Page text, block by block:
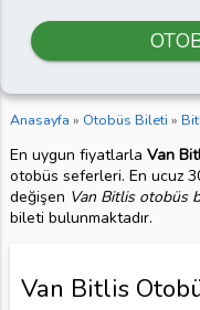
Anasayfa » Otobüs Bileti »
En uygun fiyatlarla Van
otobüs seferleri. En ucuz
değişen Van Bitlis otobüs
bileti bulunmaktadır.
Van Bitlis